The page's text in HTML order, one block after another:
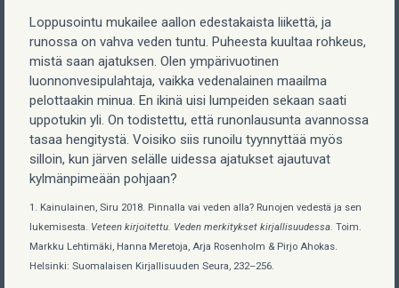
Loppusointu mukailee aallon edestakaista liikettä, ja
runossa on vahva veden tuntu. Puheesta kuultaa rohkeus,
mistä saan ajatuksen. Olen ympärivuotinen
luonnonvesipulahtaja, vaikka vedenalainen maailma
pelottaakin minua. En ikinä uisi lumpeiden sekaan saati
uppotukin yli. On todistettu, että runonlausunta avannossa
tasaa hengitystä. Voisiko siis runoilu tyynnyttää myös
silloin, kun järven selälle uidessa ajatukset ajautuvat
kylmänpimeään pohjaan?
1. Kainulainen, Siru 2018. Pinnalla vai veden alla? Runojen vedestä ja sen
lukemisesta. Veteen kirjoitettu. Veden merkitykset kirjallisuudessa. Toim.
Markku Lehtimäki, Hanna Meretoja, Arja Rosenholm & Pirjo Ahokas.
Helsinki: Suomalaisen Kirjallisuuden Seura, 232–256.